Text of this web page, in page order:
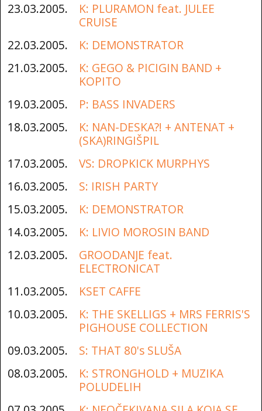
23.03.2005.
K: PLURAMON feat. JULEE
CRUISE
22.03.2005.
K: DEMONSTRATOR
21.03.2005.
K: GEGO & PICIGIN BAND +
KOPITO
19.03.2005.
P: BASS INVADERS
18.03.2005.
K: NAN-DESKA?! + ANTENAT +
(SKA)RINGIŠPIL
17.03.2005.
VS: DROPKICK MURPHYS
16.03.2005.
S: IRISH PARTY
15.03.2005.
K: DEMONSTRATOR
14.03.2005.
K: LIVIO MOROSIN BAND
12.03.2005.
GROODANJE feat.
ELECTRONICAT
11.03.2005.
KSET CAFFE
10.03.2005.
K: THE SKELLIGS + MRS FERRIS'S
PIGHOUSE COLLECTION
09.03.2005.
S: THAT 80's SLUŠA
08.03.2005.
K: STRONGHOLD + MUZIKA
POLUDELIH